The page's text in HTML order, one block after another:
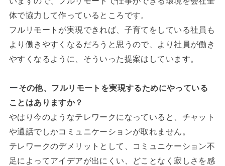
体で協力して作っているところです。
フルリモートが実現できれば、子育てをしている社員も
より働きやすくなるだろうと思うので、より社員が働き
やすくなるように、そういった提案はしています。
その他、フルリモートを実現するためにやっている
ことはありますか？
やはり今のようなテレワークになっていると、チャット
や通話でしかコミュニケーションが取れません。
テレワークのデメリットとして、コミュニケーション不
足によってアイデアが出にくい、どことなく寂しさを感